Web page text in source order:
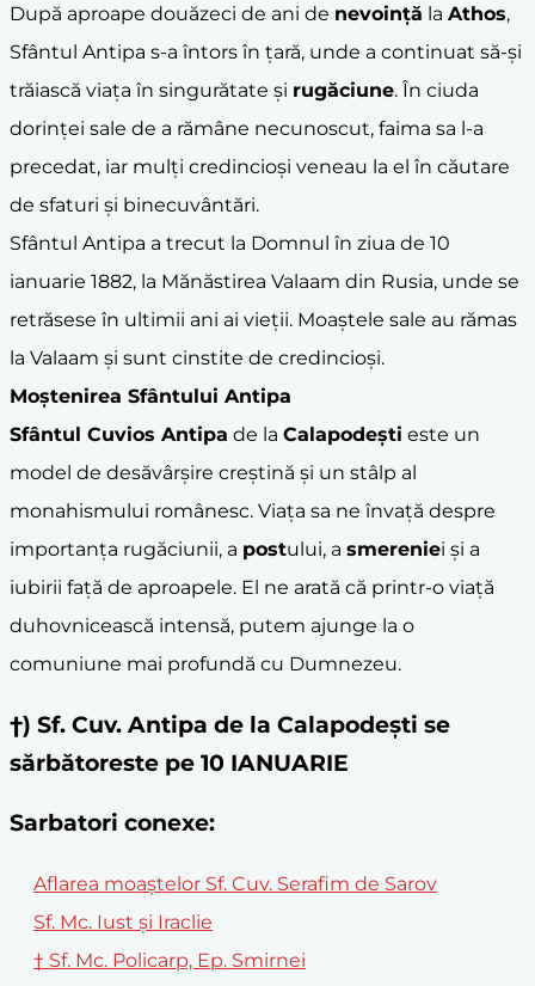
După aproape douăzeci de ani de nevoință la Athos,
Sfântul Antipa s-a întors în țară, unde a continuat să-și
trăiască viața în singurătate și rugăciune. În ciuda
dorinței sale de a rămâne necunoscut, faima sa l-a
precedat, iar mulți credincioși veneau la el în căutare
de sfaturi și binecuvântări.
Sfântul Antipa a trecut la Domnul în ziua de 10
ianuarie 1882, la Mănăstirea Valaam din Rusia, unde se
retrăsese în ultimii ani ai vieții. Moaștele sale au rămas
la Valaam și sunt cinstite de credincioși.
Moștenirea Sfântului Antipa
Sfântul Cuvios Antipa de la Calapodești este un
model de desăvârșire creștină și un stâlp al
monahismului românesc. Viața sa ne învață despre
importanța rugăciunii, a postului, a smereniei și a
iubirii față de aproapele. El ne arată că printr-o viață
duhovnicească intensă, putem ajunge la o
comuniune mai profundă cu Dumnezeu.
†) Sf. Cuv. Antipa de la Calapodeşti se
sărbătoreste pe 10 IANUARIE
Sarbatori conexe:
Aflarea moaștelor Sf. Cuv. Serafim de Sarov
Sf. Mc. Iust și Iraclie
† Sf. Mc. Policarp, Ep. Smirnei